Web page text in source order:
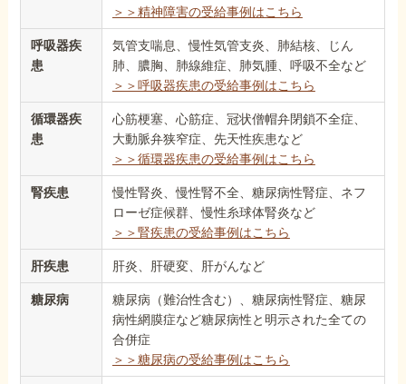
＞＞精神障害の受給事例はこちら
呼吸器疾
患
気管支喘息、慢性気管支炎、肺結核、じん
肺、膿胸、肺線維症、肺気腫、呼吸不全など
＞＞呼吸器疾患の受給事例はこちら
循環器疾
患
心筋梗塞、心筋症、冠状僧帽弁閉鎖不全症、
大動脈弁狭窄症、先天性疾患など
＞＞循環器疾患の受給事例はこちら
腎疾患
慢性腎炎、慢性腎不全、糖尿病性腎症、ネフ
ローゼ症候群、慢性糸球体腎炎など
＞＞腎疾患の受給事例はこちら
肝疾患 肝炎、肝硬変、肝がんなど
糖尿病
糖尿病（難治性含む）、糖尿病性腎症、糖尿
病性網膜症など糖尿病性と明示された全ての
合併症
＞＞糖尿病の受給事例はこちら